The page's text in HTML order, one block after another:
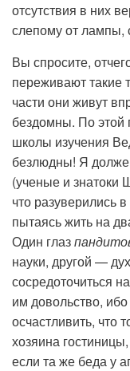
отсутствия в них
слепому от лампы,
Вы спросите,
переживают
части они живут
бездомны. По этой
школы изучения
безлюдны! Я
(ученые и знатоки
что разуверились
пытаясь жить на
Один глаз
науки, другой —
сосредоточиться
им довольство,
осчастливить, что
хозяина
если та же беда у